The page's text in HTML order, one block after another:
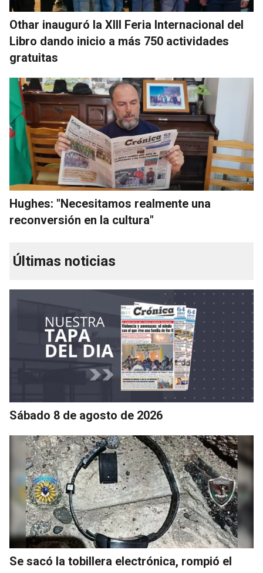
Othar inauguró la XIII Feria Internacional del
Libro dando inicio a más 750 actividades
gratuitas
Hughes: "Necesitamos realmente una
reconversión en la cultura"
Últimas noticias
Sábado 8 de agosto de 2026
Se sacó la tobillera electrónica, rompió el